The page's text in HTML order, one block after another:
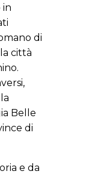
in
di
città
Belle
di
e da